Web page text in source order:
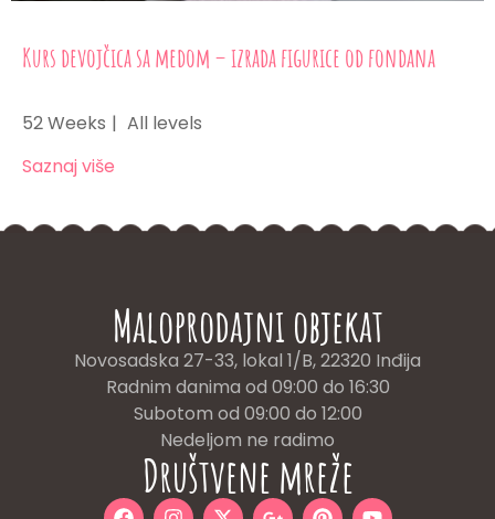
Kurs devojčica sa medom – izrada figurice od fondana
52 Weeks
All levels
Saznaj više
Maloprodajni objekat
Novosadska 27-33, lokal 1/B, 22320 Inđija
Radnim danima od 09:00 do 16:30
Subotom od 09:00 do 12:00
Nedeljom ne radimo
Društvene mreže